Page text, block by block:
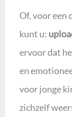
Of, voor een
kunt u:
ervoor dat
en
voor jonge
zichzelf